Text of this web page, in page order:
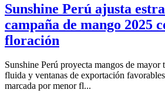
Sunshine Perú ajusta
campaña de mango 2025
floración
Sunshine Perú proyecta mangos de mayor
fluida y ventanas de exportación
marcada por menor fl...